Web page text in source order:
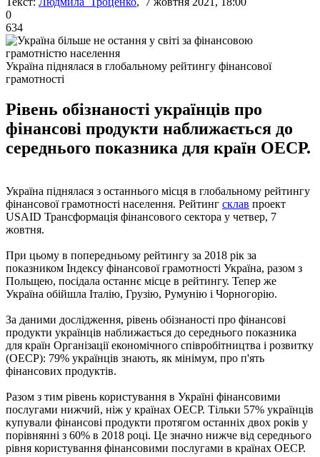
0
634
Україна піднялася в глобальному рейтингу фінансової
грамотності
Рівень обізнаності українців про
фінансові продукти наближається до
середнього показника для країн ОЕСР.
Україна піднялася з останнього місця в глобальному рейтингу
фінансової грамотності населення. Рейтинг склав проект
USAID Трансформація фінансового сектора у четвер, 7
жовтня.
При цьому в попередньому рейтингу за 2018 рік за
показником Індексу фінансової грамотності Україна, разом з
Польщею, посідала останнє місце в рейтингу. Тепер же
Україна обійшла Італію, Грузію, Румунію і Чорногорію.
За даними дослідження, рівень обізнаності про фінансові
продукти українців наближається до середнього показника
для країн Організації економічного співробітництва і розвитку
(ОЕСР): 79% українців знають, як мінімум, про п'ять
фінансових продуктів.
Разом з тим рівень користування в Україні фінансовими
послугами нижчий, ніж у країнах ОЕСР. Тільки 57% українців
купували фінансові продукти протягом останніх двох років у
порівнянні з 60% в 2018 році. Це значно нижче від середнього
рівня користування фінансовими послугами в країнах ОЕСР.